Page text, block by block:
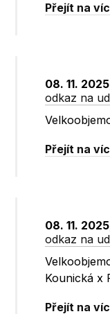
Přejít na
08. 11.
odkaz na
Přejít na
08. 11.
odkaz na
Kounická x
Přejít na